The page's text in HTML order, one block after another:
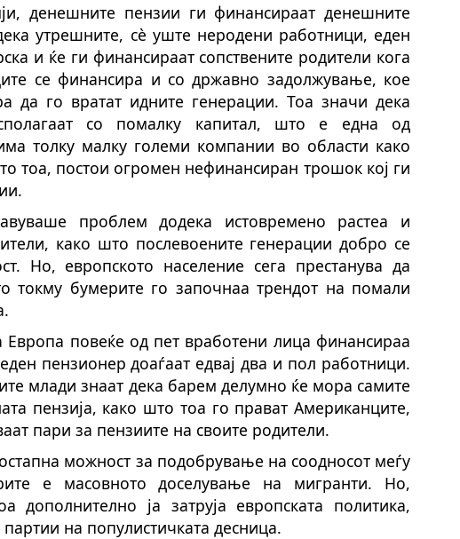
денешните пензии ги финансираат денешните
утрешните, сè уште неродени работници, еден
и ќе ги финансираат сопствените родители кога
се финансира и со државно задолжување, кое
да го вратат идните генерации. Тоа значи дека
со помалку капитал, што е една од
толку малку големи компании во области како
тоа, постои огромен нефинансиран трошок кој ги
проблем додека истовремено растеа и
како што послевоените генерации добро се
Но, европското население сега престанува да
токму бумерите го започнаа трендот на помали
Европа повеќе од пет вработени лица финансираа
пензионер доаѓаат едвај два и пол работници.
млади знаат дека барем делумно ќе мора самите
пензија, како што тоа го прават Американците,
пари за пензиите на своите родители.
можност за подобрување на соодносот меѓу
е масовното доселување на мигранти. Но,
дополнително ја затруја европската политика,
на популистичката десница.